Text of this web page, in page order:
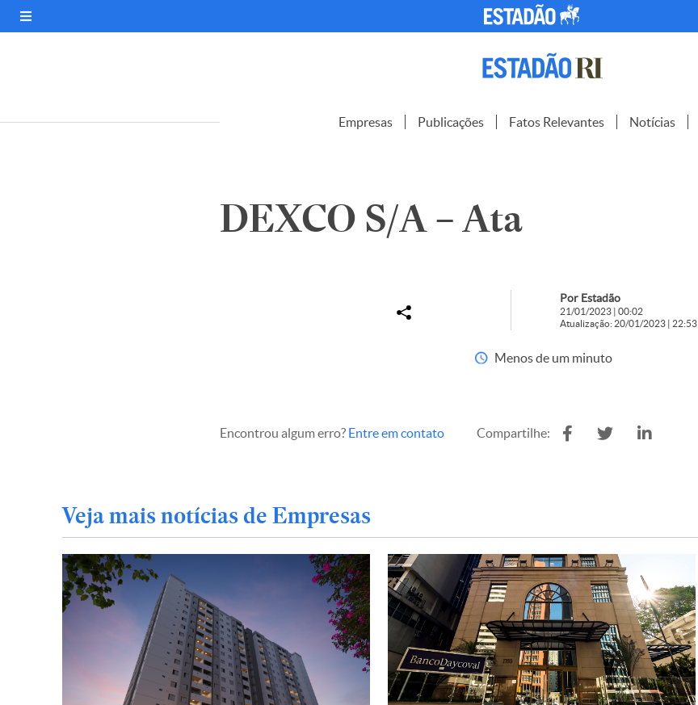
Empresas Publicações Fatos Relevantes Notícias
DEXCO S/A – Ata
Por Estadão
21/01/2023 | 00:02
Atualização: 20/01/2023 | 22:53
Menos de um minuto
Encontrou algum erro? Entre em contato Compartilhe:
Veja mais notícias de Empresas